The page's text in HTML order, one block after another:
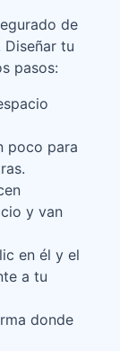
de
tu
pasos:
poco para
y van
en él y el
a tu
donde